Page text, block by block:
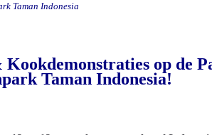
Taman Indonesia
op de
Taman Indonesia!